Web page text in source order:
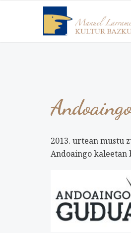
2013. urtean mustu
Andoaingo kaleetan